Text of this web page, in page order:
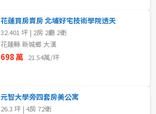
30~40 坪
花蓮買房賣房 北埔好宅技術學院透天
32.401 坪 | 2房 2廳 2衛
花蓮縣 新城鄉 大漢
698 萬 21.54萬/坪
元智大學旁四套房美公寓
26.3 坪 | 4房 72衛